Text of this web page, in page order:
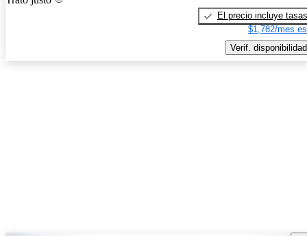
El precio incluye tasas
$1,782/mes
Verif. disponibilidad